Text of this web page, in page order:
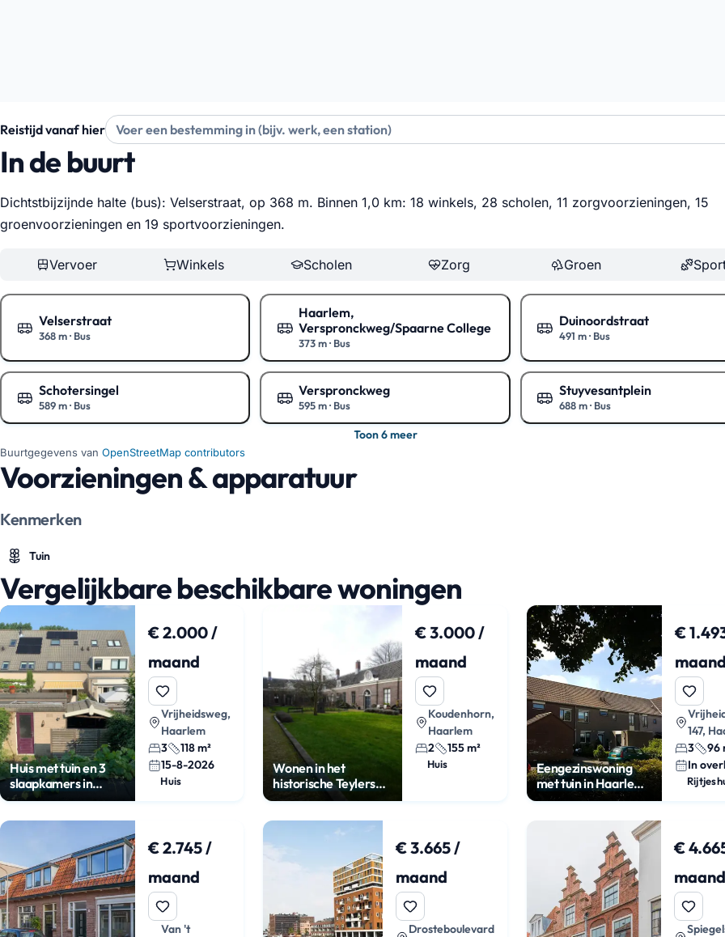
Reistijd vanaf hier
In de buurt
Dichtstbijzijnde halte (bus): Velserstraat, op 368 m. Binnen 1,0 km: 18 winkels, 28 scholen, 11 zorgvoorzieningen, 15
groenvoorzieningen en 19 sportvoorzieningen.
Vervoer Winkels Scholen Zorg Groen
Velserstraat
368 m· Bus
Haarlem,
Verspronckweg/Spaarne College
373 m· Bus
Toon op de kaart
Duinoordstraat
491 m· Bus
Schotersingel
589 m· Bus
Toon op de kaart
Verspronckweg
595 m· Bus
Toon op de kaart
Stuyvesantplein
688 m· Bus
Toon op de kaart
Toon 6 meer
Buurtgegevens van OpenStreetMap contributors
Voorzieningen & apparatuur
Kenmerken
Tuin
Vergelijkbare beschikbare woningen
Huis met tuin en 3
slaapkamers in
Haarlem
€ 2.000 /
maand
Vrijheidsweg,
Haarlem
3
118 m²
15-8-2026
Huis
Wonen in het
historische Teylers
Hofje
€ 3.000 /
maand
Koudenhorn,
Haarlem
2
155 m²
Huis
Eengezinswoning
met tuin in Haarlem
Zuiderpolder
€
147,
3
96
In
€ 2.745 /
maand
Van 't
€ 3.665 /
maand
Drosteboulevard
€
maand